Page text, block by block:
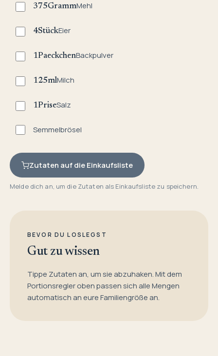
375GrammMehl
4StückEier
1PaeckchenBackpulver
125mlMilch
1PriseSalz
Semmelbrösel
Zutaten auf die Einkaufsliste
Melde dich an, um die Zutaten als Einkaufsliste zu speichern.
BEVOR DU LOSLEGST
Gut zu wissen
Tippe Zutaten an, um sie abzuhaken. Mit dem
Portionsregler oben passen sich alle Mengen
automatisch an eure Familiengröße an.